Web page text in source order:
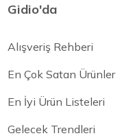
Gidio'da
Alışveriş Rehberi
En Çok Satan Ürünler
En İyi Ürün Listeleri
Gelecek Trendleri